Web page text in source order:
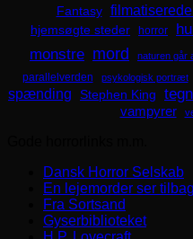
Fantasy
hjemsøgte steder
horror
monstre mord naturen går
parallelverden psykologisk portræt
spænding Stephen King
vampyrer
Dansk Horror Selskab
En lejemorder ser
Fra Sortsand
Gyserbiblioteket